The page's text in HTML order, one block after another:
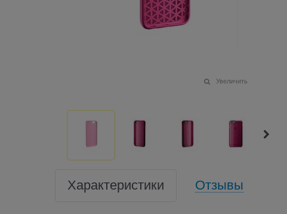
Увеличить
Характеристики Отзывы